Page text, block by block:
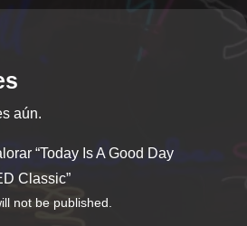
aún.
“Today Is A Good Day
Classic”
not be published.